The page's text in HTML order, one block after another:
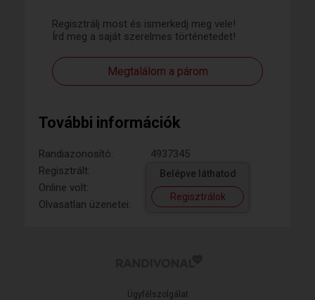
Regisztrálj most és ismerkedj meg vele!
Írd meg a saját szerelmes történetedet!
Megtalálom a párom
További információk
Randiazonosító:
4937345
Regisztrált:
Online volt:
Olvasatlan üzenetei:
Belépve láthatod
Regisztrálok
Ügyfélszolgálat